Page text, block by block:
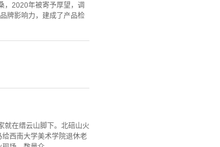
，2020年被寄予厚望，调
牌影响力，建成了产品检
就在缙云山脚下。北碚山火
西南大学美术学院退休老